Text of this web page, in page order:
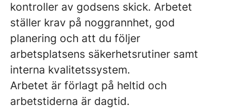
kontroller av godsens skick. Arbetet
ställer krav på noggrannhet, god
planering och att du följer
arbetsplatsens säkerhetsrutiner samt
interna kvalitetssystem.
Arbetet är förlagt på heltid och
arbetstiderna är dagtid.